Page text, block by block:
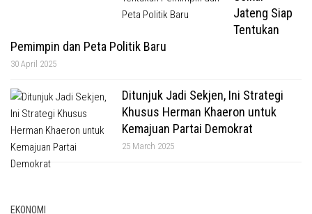
Jateng Siap
Tentukan
Pemimpin dan Peta Politik Baru
30 April 2025
Ditunjuk Jadi Sekjen, Ini Strategi
Khusus Herman Khaeron untuk
Kemajuan Partai Demokrat
25 March 2025
EKONOMI